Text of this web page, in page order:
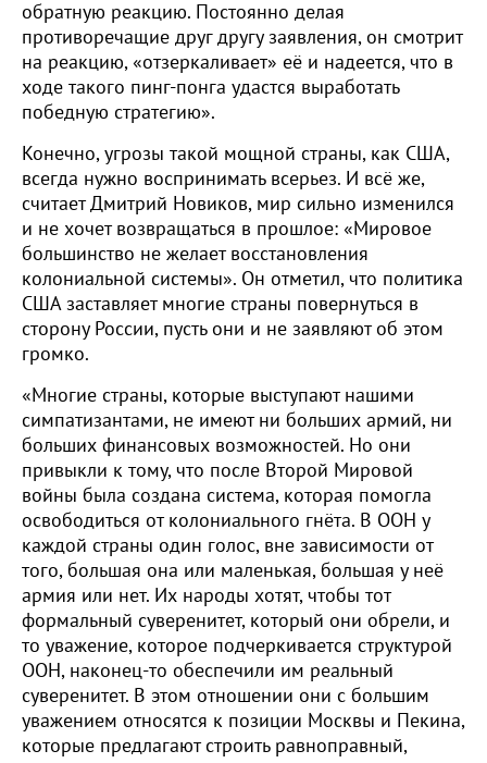
обратную реакцию. Постоянно делая
противоречащие друг другу заявления, он смотрит
на реакцию, «отзеркаливает» её и надеется, что в
ходе такого пинг-понга удастся выработать
победную стратегию».
Конечно, угрозы такой мощной страны, как США,
всегда нужно воспринимать всерьез. И всё же,
считает Дмитрий Новиков, мир сильно изменился
и не хочет возвращаться в прошлое: «Мировое
большинство не желает восстановления
колониальной системы». Он отметил, что политика
США заставляет многие страны повернуться в
сторону России, пусть они и не заявляют об этом
громко.
«Многие страны, которые выступают нашими
симпатизантами, не имеют ни больших армий, ни
больших финансовых возможностей. Но они
привыкли к тому, что после Второй Мировой
войны была создана система, которая помогла
освободиться от колониального гнёта. В ООН у
каждой страны один голос, вне зависимости от
того, большая она или маленькая, большая у неё
армия или нет. Их народы хотят, чтобы тот
формальный суверенитет, который они обрели, и
то уважение, которое подчеркивается структурой
ООН, наконец-то обеспечили им реальный
суверенитет. В этом отношении они с большим
уважением относятся к позиции Москвы и Пекина,
которые предлагают строить равноправный,